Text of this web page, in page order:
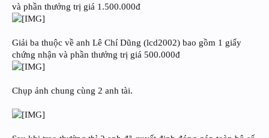
và phần thưởng trị giá 1.500.000đ
Giải ba thuộc về anh Lê Chí Dũng (lcd2002) bao gồm 1 giấy
chứng nhận và phần thưởng trị giá 500.000đ
Chụp ảnh chung cùng 2 anh tài.